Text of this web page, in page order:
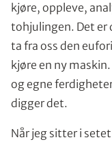
kjøre, oppleve,
tohjulingen. Det er
ta fra oss den
kjøre en ny
og egne
digger det.
Når jeg sitter i